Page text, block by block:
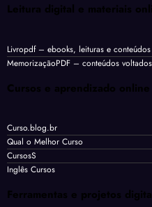
Leitura digital e materiais
Livropdf– ebooks, leituras e
MemorizaçãoPDF – conteúdos
Cursos e aprendizado online
Curso.blog.br
Qual o Melhor Curso
CursosS
Inglês Cursos
Ferramentas e projetos